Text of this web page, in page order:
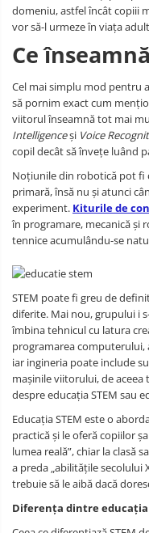
domeniu, astfel încât copiii
vor să-l urmeze în viața
Ce
Cel mai simplu mod pentru
să pornim exact cum
viitorul înseamnă tot mai
Intelligenceși Voice
copil decât să învețe luând
Noțiunile din robotică pot fi
primară, însă nu și atunci
experiment. Kiturile de
în programare, mecanică
tennice acumulându-se
STEM poate fi greu de
diferite. Mai nou, grupului i
îmbina tehnicul cu latura
programarea computerului,
iar ingineria poate include
mașinile viitorului, de
despre educația STEM sau
Educația STEM este o
practică și le oferă copiilor
lumea reală”, chiar la clasă
a preda „abilitățile secolului
trebuie să le aibă dacă
Diferența dintre educația